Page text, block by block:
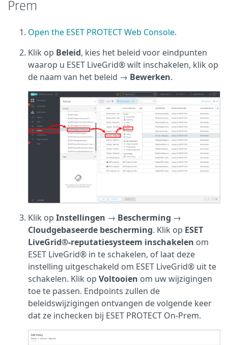
Prem
Open the ESET PROTECT Web Console.
Klik op Beleid, kies het beleid voor eindpunten
waarop u ESET LiveGrid® wilt inschakelen, klik op
de naam van het beleid → Bewerken.
Klik op Instellingen → Bescherming →
Cloudgebaseerde bescherming. Klik op ESET
LiveGrid®-reputatiesysteem inschakelen om
ESET LiveGrid® in te schakelen, of laat deze
instelling uitgeschakeld om ESET LiveGrid® uit te
schakelen. Klik op Voltooien om uw wijzigingen
toe te passen. Endpoints zullen de
beleidswijzigingen ontvangen de volgende keer
dat ze inchecken bij ESET PROTECT On-Prem.